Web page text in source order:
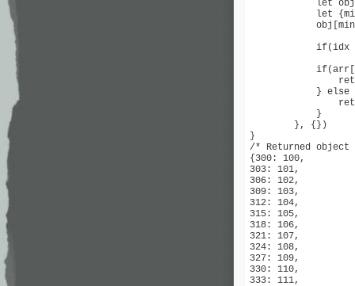
let
let
if(idx
} else
            }
        }, {})
}
/* Returned object
{300: 100,
303: 101,
306: 102,
309: 103,
312: 104,
315: 105,
318: 106,
321: 107,
324: 108,
327: 109,
330: 110,
333: 111,